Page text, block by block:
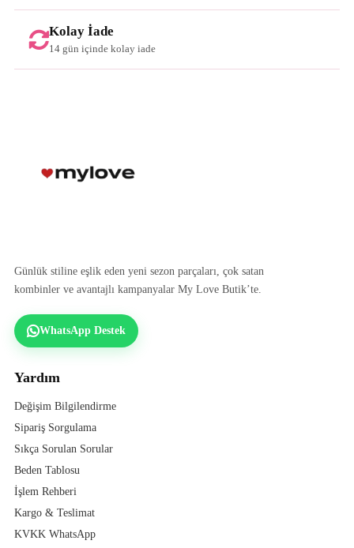
Kolay İade
14 gün içinde kolay iade
Günlük stiline eşlik eden yeni sezon parçaları, çok satan
kombinler ve avantajlı kampanyalar My Love Butik’te.
WhatsApp Destek
Yardım
Değişim Bilgilendirme
Sipariş Sorgulama
Sıkça Sorulan Sorular
Beden Tablosu
İşlem Rehberi
Kargo & Teslimat
KVKK WhatsApp